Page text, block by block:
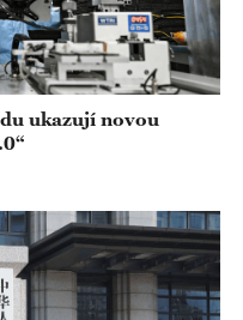
ukazují novou